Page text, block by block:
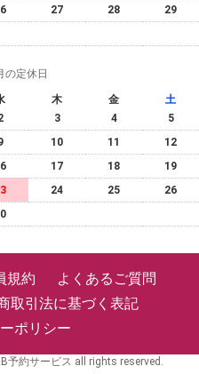
27 28
29
の定休日
木 金
土
3 4
5
10 11
12
17 18
19
24 25
26
規約
よくあるご質問
取引法に基づく表記
ポリシー
予約サービス all rights reserved.